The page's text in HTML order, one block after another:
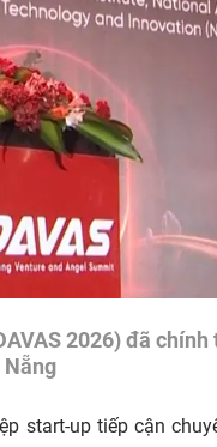
2026) đã
start-up tiếp cận